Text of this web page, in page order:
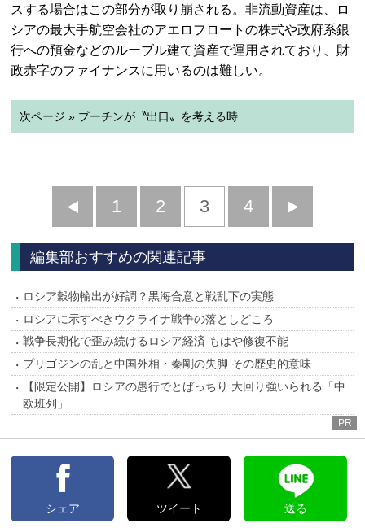
スする場合はこの部分が取り崩される。非流動資産は、ロ
シアの最大手航空会社のアエロフロートの株式や政府系銀
行への預金などのルーブル建て資産で運用されており、財
政赤字のファイナンスに用いるのは難しい。
次ページ » プーチンが〝出口〟を考える時
前
へ
1 2 3 4
へ
編集部おすすめの関連記事
ロシア穀物輸出が好調？黒海合意と戦乱下の実態
ロシアに示すべきウクライナ戦争の落としどころ
戦争長期化で歪み続けるロシア経済 もはや修復不能
プリゴジンの乱と中国外相・秦剛の失脚 その歴史的意味
【限定公開】ロシアの愚行でとばっちり 大回り強いられる「中
欧班列」
PR
シェア ツイート 送る